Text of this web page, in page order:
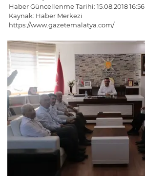
Haber Güncellenme Tarihi: 15.08.2018 16:56
Kaynak: Haber Merkezi
https://www.gazetemalatya.com/